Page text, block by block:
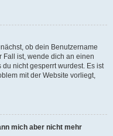
ob dein Benutzername
Fall ist, wende dich an einen
nicht gesperrt wurdest. Es ist
mit der Website vorliegt,
mich aber nicht mehr